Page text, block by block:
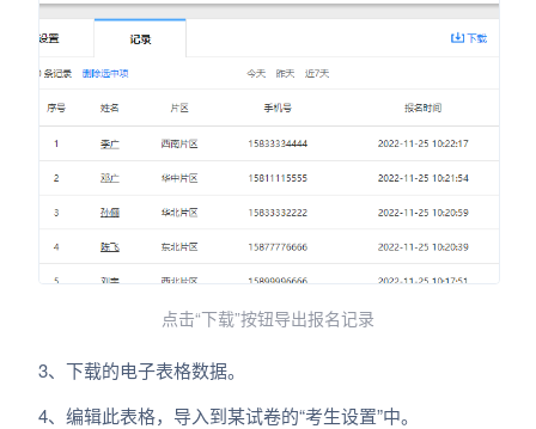
点击“下载”按钮导出报名记录
3、下载的电子表格数据。
4、编辑此表格，导入到某试卷的“考生设置”中。